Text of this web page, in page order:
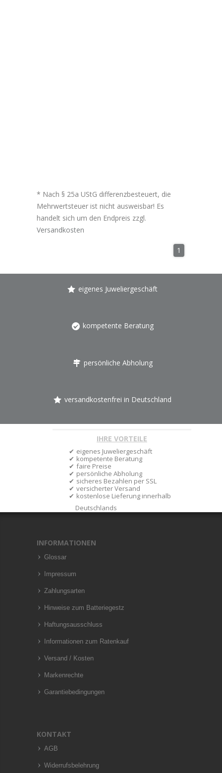
* Nach § 25a UStG differenzbesteuert, die
Mehrwertsteuer ist nicht ausweisbar! Es
handelt sich um den Endpreis zzgl.
Versandkosten
1
eigenes Juweliergeschäft
kompetente Beratung
persönliche Abholung
versandkostenfrei in Deutschland
IHRE VORTEILE
eigenes Juweliergeschäft
kompetente Beratung
faire Preise
persönliche Abholung
sicheres Bezahlen per SSL
versicherter Versand
kostenlose Lieferung innerhalb
Deutschlands
INFORMATIONEN
Glossar
Impressum
Zahlungsarten
Hinweise zum Batteriegestz
Haftungsausschluss
Informationen zum Ratenkauf
Versand / Kosten
Markenrechte
Garantiebedingungen
KONTAKT
AGB
Widerrufsbelehrung